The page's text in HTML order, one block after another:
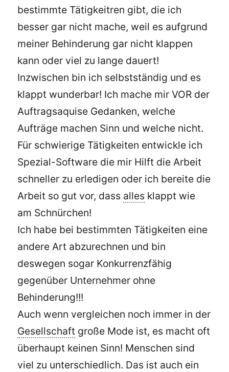
bestimmte Tätigkeitren gibt, die ich
besser gar nicht mache, weil es aufgrund
meiner Behinderung gar nicht klappen
kann oder viel zu lange dauert!
Inzwischen bin ich selbstständig und es
klappt wunderbar! Ich mache mir VOR der
Auftragsaquise Gedanken, welche
Aufträge machen Sinn und welche nicht.
Für schwierige Tätigkeiten entwickle ich
Spezial-Software die mir Hilft die Arbeit
schneller zu erledigen oder ich bereite die
Arbeit so gut vor, dass alles klappt wie
am Schnürchen!
Ich habe bei bestimmten Tätigkeiten eine
andere Art abzurechnen und bin
deswegen sogar Konkurrenzfähig
gegenüber Unternehmer ohne
Behinderung!!!
Auch wenn vergleichen noch immer in der
Gesellschaft große Mode ist, es macht oft
überhaupt keinen Sinn! Menschen sind
viel zu unterschiedlich. Das ist auch ein